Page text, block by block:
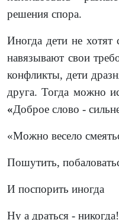
решения спора.
Иногда дети не хотят
навязывают свои
конфликты, дети
друга. Тогда можно
«Доброе слово -
«Можно весело
Пошутить,
И поспорить иногда
Ну а драться -